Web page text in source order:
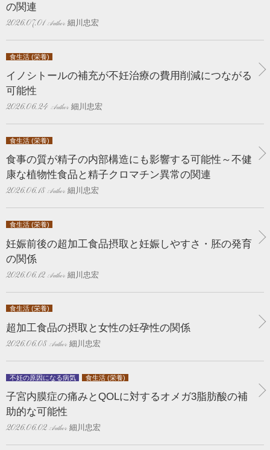
の関連
2026.07.01 細川忠宏
食生活 (栄養)
イノシトールの補充が不妊治療の費用削減につながる
可能性
2026.06.24 細川忠宏
食生活 (栄養)
食事の質が精子の内部構造にも影響する可能性～不健
康な植物性食品と精子クロマチン異常の関連
2026.06.18 細川忠宏
食生活 (栄養)
妊娠前後の超加工食品摂取と妊娠しやすさ・胚の発育
の関係
2026.06.12 細川忠宏
食生活 (栄養)
超加工食品の摂取と女性の妊孕性の関係
2026.06.08 細川忠宏
不妊の原因になる病気 食生活 (栄養)
子宮内膜症の痛みとQOLに対するオメガ3脂肪酸の補
助的な可能性
2026.06.02 細川忠宏